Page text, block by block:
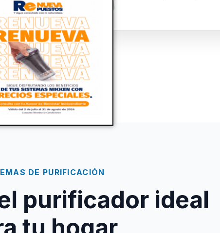
DE PURIFICACIÓN
purificador ideal